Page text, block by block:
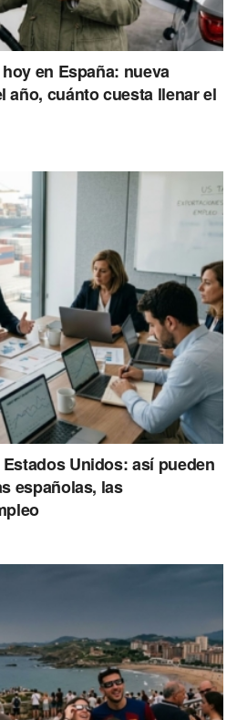
en España: nueva
año, cuánto cuesta llenar el
Unidos: así pueden
españolas, las